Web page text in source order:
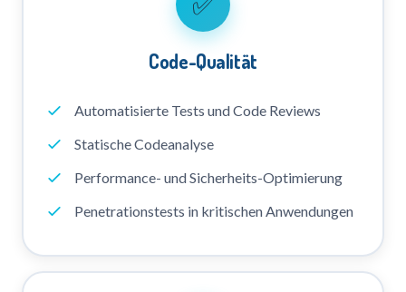
Code-Qualität
Automatisierte Tests und Code Reviews
Statische Codeanalyse
Performance- und Sicherheits-Optimierung
Penetrationstests in kritischen Anwendungen